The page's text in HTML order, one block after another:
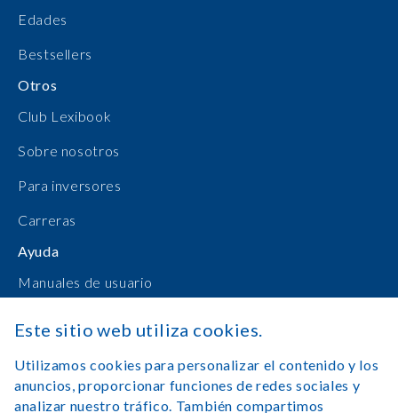
Edades
Bestsellers
Otros
Club Lexibook
Sobre nosotros
Para inversores
Carreras
Ayuda
Manuales de usuario
Registrarse
Este sitio web utiliza cookies.
Utilizamos cookies para personalizar el contenido y los
anuncios, proporcionar funciones de redes sociales y
analizar nuestro tráfico. También compartimos